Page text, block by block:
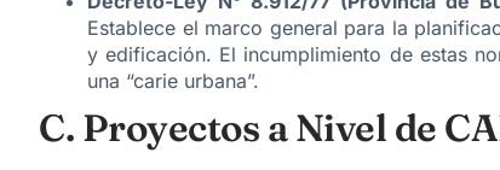
Establece el marco general para la
y edificación. El incumplimiento de estas
una “carie urbana”.
C. Proyectos a Nivel de